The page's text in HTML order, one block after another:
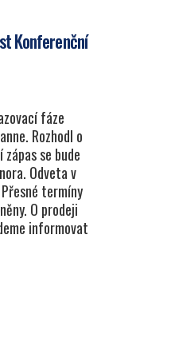
Konferenční
fáze
Rozhodl o
zápas se bude
Odveta v
termíny
O prodeji
informovat